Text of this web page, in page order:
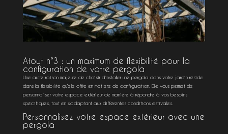
Atout n°3 : un maximum de flexibilité pour la
configuration de votre pergola
Une autre raison majeure de choisir d’installer une pergola dans votre jardin réside
dans la flexibilité qu’elle offre en matière de configuration. Elle vous permet de
personnaliser votre espace extérieur de manière à répondre à vos besoins
spécifiques, tout en s’adaptant aux différentes conditions estivales.
Personnalisez votre espace extérieur avec une
pergola